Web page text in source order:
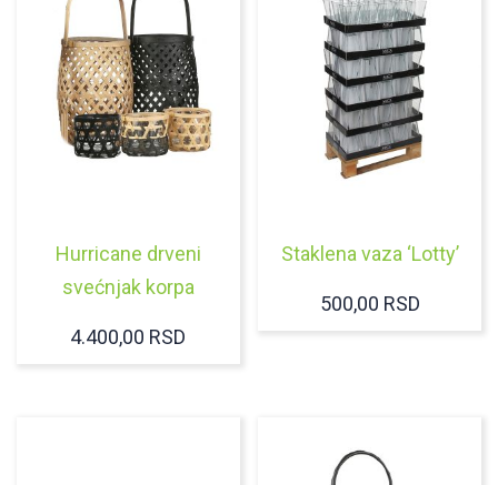
Hurricane drveni
svećnjak korpa
4.400,00 RSD
Staklena vaza ‘Lotty’
500,00 RSD